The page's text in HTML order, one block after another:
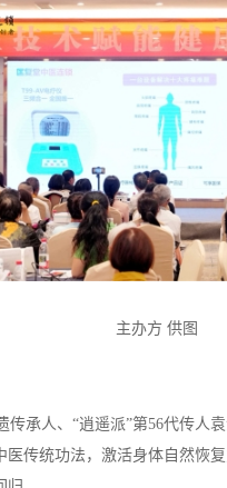
主办方 供图
传承人、“逍遥派”第56代传人
医传统功法，激活身体自然恢